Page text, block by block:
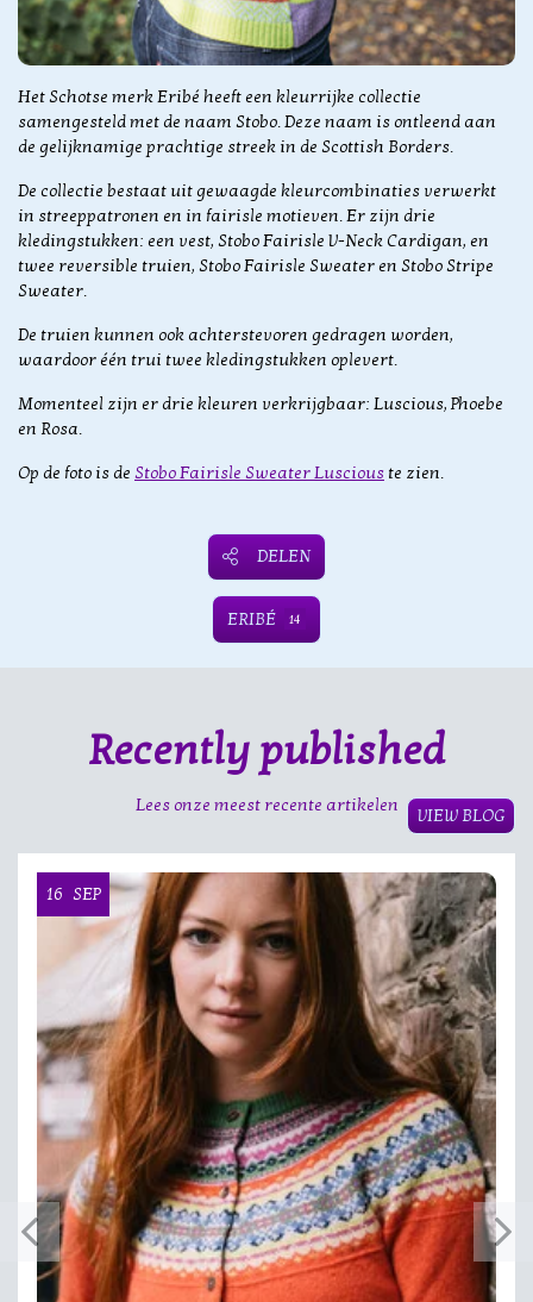
Het Schotse merk Eribé heeft een kleurrijke collectie
samengesteld met de naam Stobo. Deze naam is ontleend aan
de gelijknamige prachtige streek in de Scottish Borders.
De collectie bestaat uit gewaagde kleurcombinaties verwerkt
in streeppatronen en in fairisle motieven. Er zijn drie
kledingstukken: een vest, Stobo Fairisle V-Neck Cardigan, en
twee reversible truien, Stobo Fairisle Sweater en Stobo Stripe
Sweater.
De truien kunnen ook achterstevoren gedragen worden,
waardoor één trui twee kledingstukken oplevert.
Momenteel zijn er drie kleuren verkrijgbaar: Luscious, Phoebe
en Rosa.
Op de foto is de Stobo Fairisle Sweater Luscious te zien.
DELEN
ERIBÉ 14
Recently published
Lees onze meest recente artikelen
VIEW BLOG
16 SEP